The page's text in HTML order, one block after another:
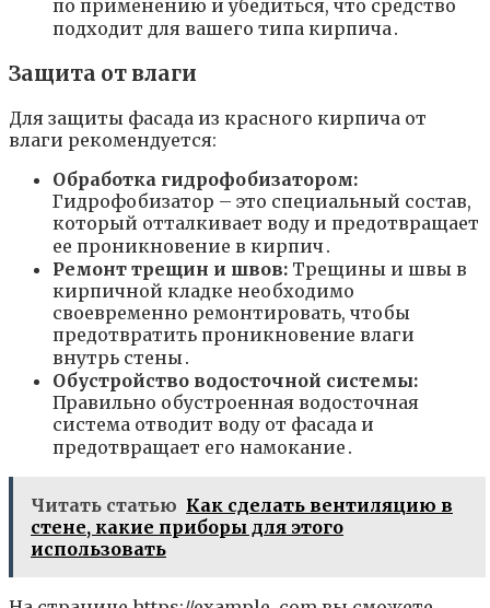
по применению и убедиться, что средство
подходит для вашего типа кирпича․
Защита от влаги
Для защиты фасада из красного кирпича от
влаги рекомендуется:
Обработка гидрофобизатором:
Гидрофобизатор – это специальный состав,
который отталкивает воду и предотвращает
ее проникновение в кирпич․
Ремонт трещин и швов: Трещины и швы в
кирпичной кладке необходимо
своевременно ремонтировать, чтобы
предотвратить проникновение влаги
внутрь стены․
Обустройство водосточной системы:
Правильно обустроенная водосточная
система отводит воду от фасада и
предотвращает его намокание․
Читать статью Как сделать вентиляцию в
стене, какие приборы для этого
использовать